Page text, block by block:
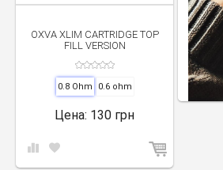
OXVA XLIM CARTRIDGE TOP
FILL VERSION
0.8 Ohm 0.6 ohm
Цена: 130 грн